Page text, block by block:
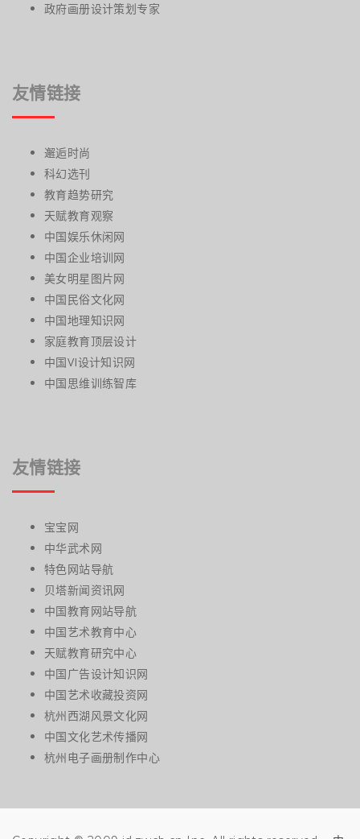
政府画册设计策划专家
友情链接
邂逅时尚
科幻选刊
教育趋势研究
天赋教育观察
中国娱乐休闲网
中国企业培训网
美女明星图片网
中国民俗文化网
中国地理知识网
家庭教育顶层设计
中国VI设计知识网
中国思维训练智库
友情链接
宝宝网
中华武术网
特色网站导航
贝塔新闻资讯网
中国教育网站导航
中国艺术教育中心
天赋教育研究中心
中国广告设计知识网
中国艺术收藏投资网
杭州西湖风景文化网
中国文化艺术传播网
杭州电子画册制作中心